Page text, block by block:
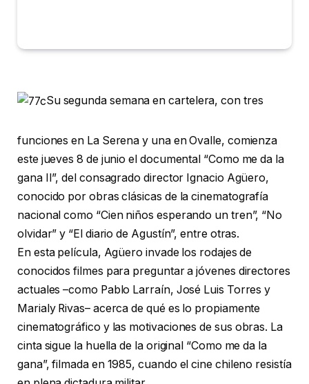
Su segunda semana en cartelera, con tres
funciones en La Serena y una en Ovalle, comienza
este jueves 8 de junio el documental “Como me da la
gana II”, del consagrado director Ignacio Agüero,
conocido por obras clásicas de la cinematografía
nacional como “Cien niños esperando un tren”, “No
olvidar” y “El diario de Agustín”, entre otras.
En esta película, Agüero invade los rodajes de
conocidos filmes para preguntar a jóvenes directores
actuales –como Pablo Larraín, José Luis Torres y
Marialy Rivas– acerca de qué es lo propiamente
cinematográfico y las motivaciones de sus obras. La
cinta sigue la huella de la original “Como me da la
gana”, filmada en 1985, cuando el cine chileno resistía